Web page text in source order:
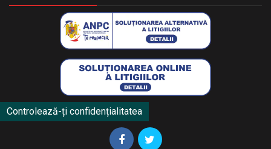
Controlează-ți confidențialitatea